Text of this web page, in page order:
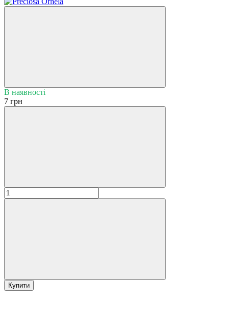
В наявності
7 грн
Купити